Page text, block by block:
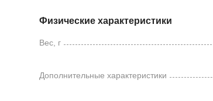
Физические характеристики
Вес, г
Дополнительные характеристики